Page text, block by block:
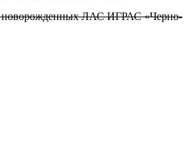
новорожденных ЛАС ИГРАС «Черно-